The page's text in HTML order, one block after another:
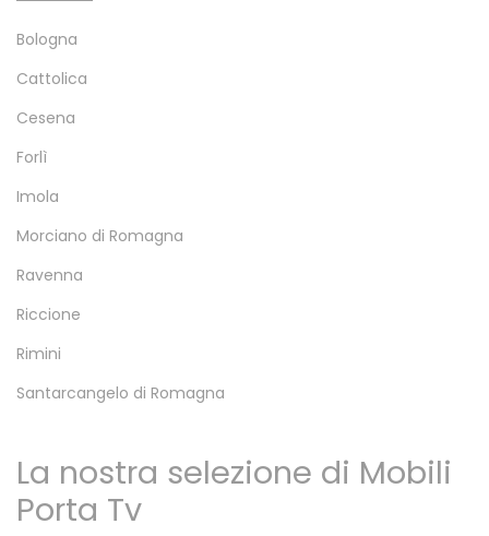
Bologna
Cattolica
Cesena
Forlì
Imola
Morciano di Romagna
Ravenna
Riccione
Rimini
Santarcangelo di Romagna
La nostra selezione di Mobili
Porta Tv